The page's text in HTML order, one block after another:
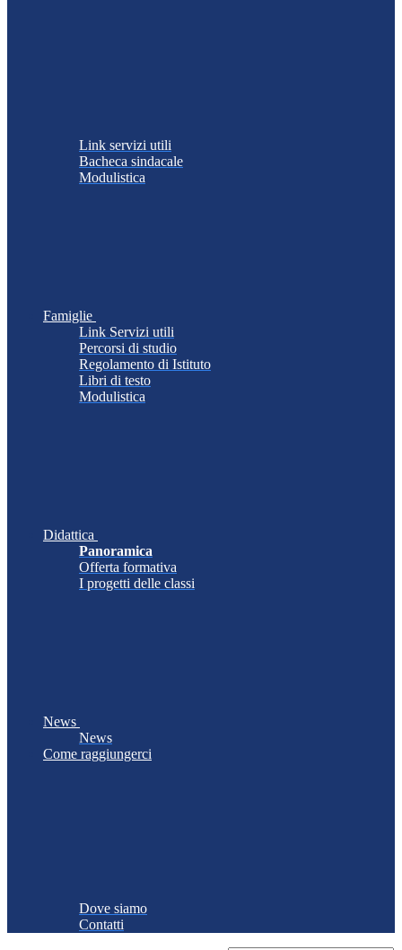
Link servizi utili
Bacheca sindacale
Modulistica
Famiglie
Link Servizi utili
Percorsi di studio
Regolamento di Istituto
Libri di testo
Modulistica
Didattica
Panoramica
Offerta formativa
I progetti delle classi
News
News
Come raggiungerci
Dove siamo
Contatti